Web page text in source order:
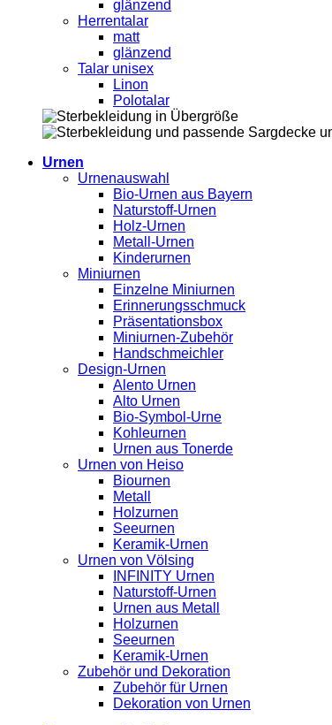
glänzend
Herrentalar
matt
glänzend
Talar unisex
Linon
Polotalar
Urnen
Urnenauswahl
Bio-Urnen aus Bayern
Naturstoff-Urnen
Holz-Urnen
Metall-Urnen
Kinderurnen
Miniurnen
Einzelne Miniurnen
Erinnerungsschmuck
Präsentationsbox
Miniurnen-Zubehör
Handschmeichler
Design-Urnen
Alento Urnen
Alto Urnen
Bio-Symbol-Urne
Kohleurnen
Urnen aus Tonerde
Urnen von Heiso
Biournen
Metall
Holzurnen
Seeurnen
Keramik-Urnen
Urnen von Völsing
INFINITY Urnen
Naturstoff-Urnen
Urnen aus Metall
Holzurnen
Seeurnen
Keramik-Urnen
Zubehör und Dekoration
Zubehör für Urnen
Dekoration von Urnen